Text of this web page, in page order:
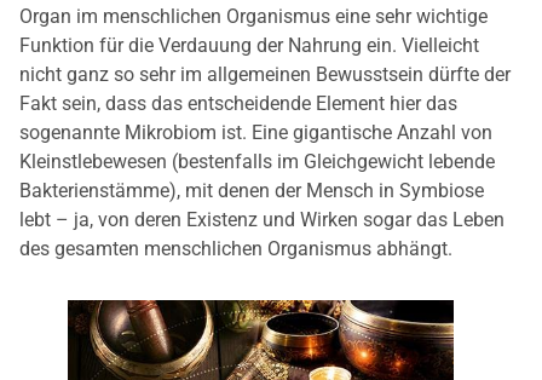
Organ im menschlichen Organismus eine sehr wichtige
Funktion für die Verdauung der Nahrung ein. Vielleicht
nicht ganz so sehr im allgemeinen Bewusstsein dürfte der
Fakt sein, dass das entscheidende Element hier das
sogenannte Mikrobiom ist. Eine gigantische Anzahl von
Kleinstlebewesen (bestenfalls im Gleichgewicht lebende
Bakterienstämme), mit denen der Mensch in Symbiose
lebt – ja, von deren Existenz und Wirken sogar das Leben
des gesamten menschlichen Organismus abhängt.